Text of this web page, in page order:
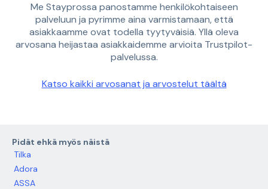
Me Stayprossa panostamme henkilökohtaiseen
palveluun ja pyrimme aina varmistamaan, että
asiakkaamme ovat todella tyytyväisiä. Yllä oleva
arvosana heijastaa asiakkaidemme arvioita Trustpilot-
palvelussa.
Katso kaikki arvosanat ja arvostelut täältä
Pidät ehkä myös näistä
Tilka
Adora
ASSA